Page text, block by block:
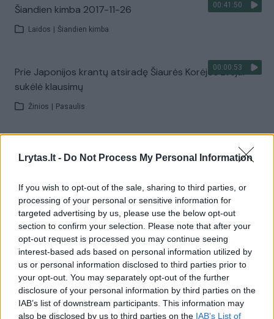
Lrytas.lt - Do Not Process My Personal Information
If you wish to opt-out of the sale, sharing to third parties, or
processing of your personal or sensitive information for
targeted advertising by us, please use the below opt-out
section to confirm your selection. Please note that after your
opt-out request is processed you may continue seeing
interest-based ads based on personal information utilized by
us or personal information disclosed to third parties prior to
your opt-out. You may separately opt-out of the further
disclosure of your personal information by third parties on the
IAB’s list of downstream participants. This information may
also be disclosed by us to third parties on the IAB’s List of
00:41:50
Šiandien kimba 2017-11-26
Laidos Šiandien kimba
00:00:53
Prie Japonijos krantų atsiradę Šiaurės Korėjos žvejai
sukėlė klausimų
Žinios Pasaulis
ežeruose
Laidos Šiandien kimba
00:24:51
Neįtikėtina, kokiame gylyje pavyko sugauti nuostabų
ešerį
Šiandien kimba
00:09:18
Sužinokite, kokias naujoves žvejybai siūlo „Deeper“